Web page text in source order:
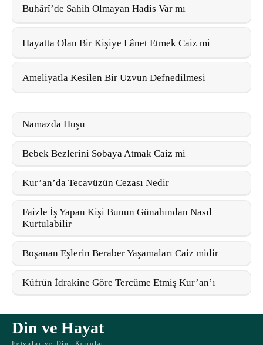
Buhârî’de Sahih Olmayan Hadis Var mı
Hayatta Olan Bir Kişiye Lânet Etmek Caiz mi
Ameliyatla Kesilen Bir Uzvun Defnedilmesi
Namazda Huşu
Bebek Bezlerini Sobaya Atmak Caiz mi
Kur’an’da Tecavüzün Cezası Nedir
Faizle İş Yapan Kişi Bunun Günahından Nasıl
Kurtulabilir
Boşanan Eşlerin Beraber Yaşamaları Caiz midir
Küfrün İdrakine Göre Tercüme Etmiş Kur’an’ı
Din ve Hayat
Fetvalar ve Dini Konular